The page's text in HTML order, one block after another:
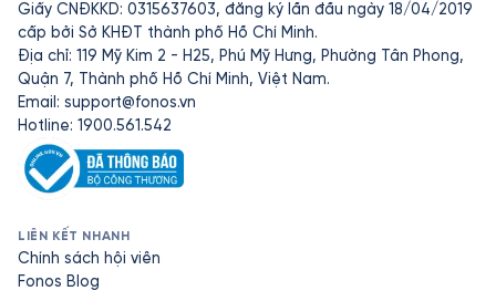
Giấy CNĐKKD: 0315637603, đăng ký lần đầu ngày 18/04/2019
cấp bởi Sở KHĐT thành phố Hồ Chí Minh.
Địa chỉ: 119 Mỹ Kim 2 - H25, Phú Mỹ Hưng, Phường Tân Phong,
Quận 7, Thành phố Hồ Chí Minh, Việt Nam.
Email: support@fonos.vn
Hotline: 1900.561.542
LIÊN KẾT NHANH
Chính sách hội viên
Fonos Blog